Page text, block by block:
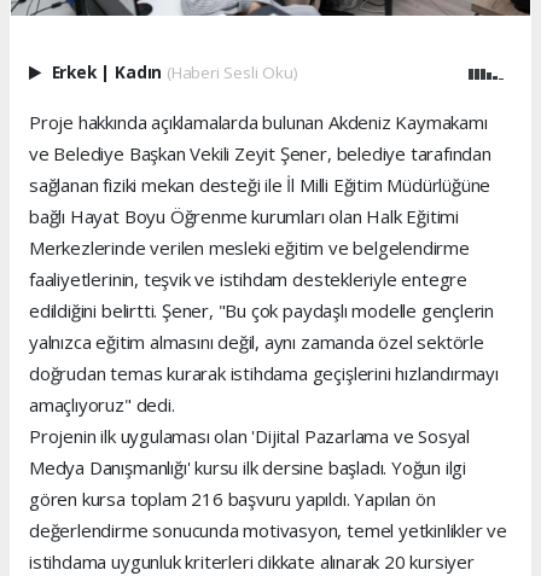
Erkek Kadın (Haberi Sesli Oku)
Proje hakkında açıklamalarda bulunan Akdeniz Kaymakamı
ve Belediye Başkan Vekili Zeyit Şener, belediye tarafından
sağlanan fiziki mekan desteği ile İl Milli Eğitim Müdürlüğüne
bağlı Hayat Boyu Öğrenme kurumları olan Halk Eğitimi
Merkezlerinde verilen mesleki eğitim ve belgelendirme
faaliyetlerinin, teşvik ve istihdam destekleriyle entegre
edildiğini belirtti. Şener, "Bu çok paydaşlı modelle gençlerin
yalnızca eğitim almasını değil, aynı zamanda özel sektörle
doğrudan temas kurarak istihdama geçişlerini hızlandırmayı
amaçlıyoruz" dedi.
Projenin ilk uygulaması olan 'Dijital Pazarlama ve Sosyal
Medya Danışmanlığı' kursu ilk dersine başladı. Yoğun ilgi
gören kursa toplam 216 başvuru yapıldı. Yapılan ön
değerlendirme sonucunda motivasyon, temel yetkinlikler ve
istihdama uygunluk kriterleri dikkate alınarak 20 kursiyer